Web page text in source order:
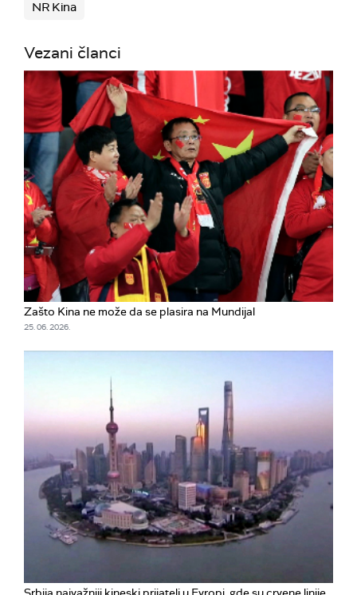
NR Kina
Vezani članci
Zašto Kina ne može da se plasira na Mundijal
25. 06. 2026.